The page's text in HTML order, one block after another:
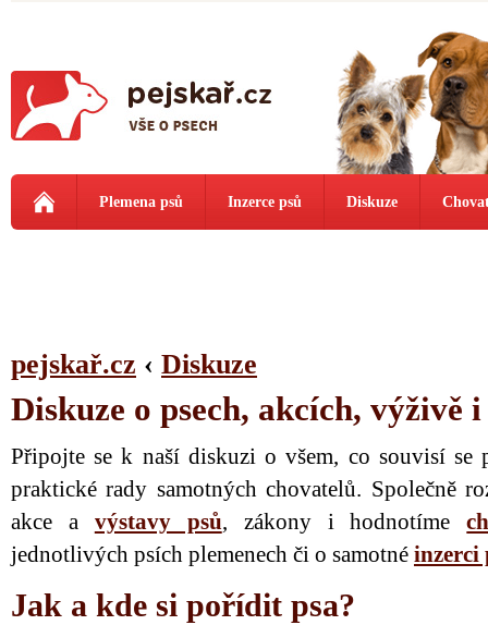
Plemena psů Inzerce psů Diskuze
pejskař.cz ‹ Diskuze
Diskuze o psech, akcích, výživě
Připojte se k naší diskuzi o všem, co souvisí se
praktické rady samotných chovatelů. Společně
akce a výstavy psů, zákony i hodnotíme
jednotlivých psích plemenech či o samotné inzerci
Jak a kde si pořídit psa?